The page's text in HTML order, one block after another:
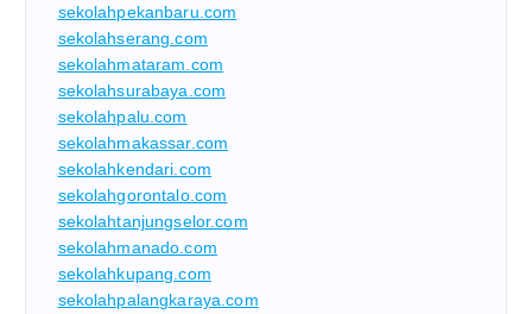
sekolahpekanbaru.com
sekolahserang.com
sekolahmataram.com
sekolahsurabaya.com
sekolahpalu.com
sekolahmakassar.com
sekolahkendari.com
sekolahgorontalo.com
sekolahtanjungselor.com
sekolahmanado.com
sekolahkupang.com
sekolahpalangkaraya.com